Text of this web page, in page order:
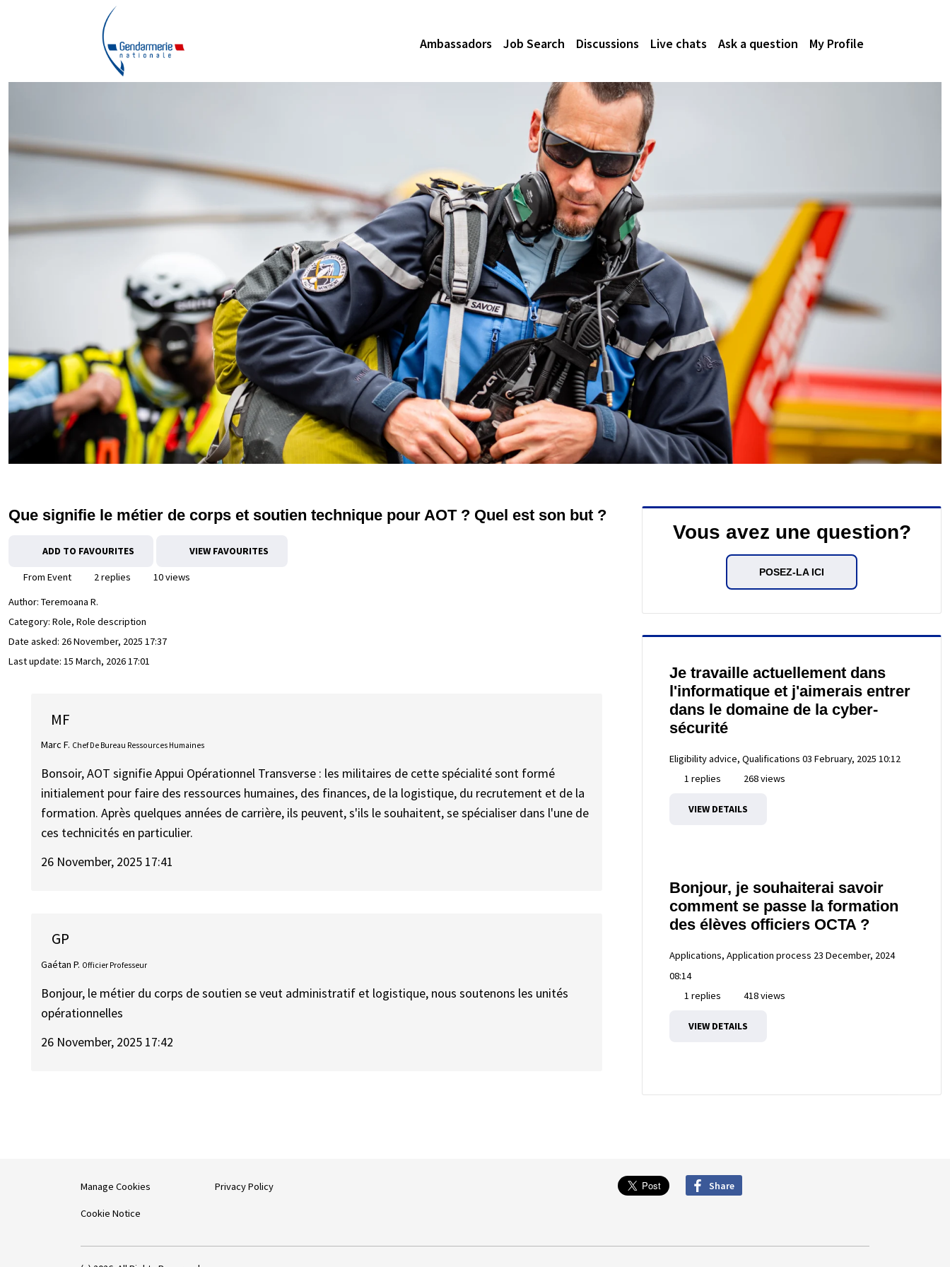
Ambassadors Job Search Discussions Live chats Ask a question My Profile
Que signifie le métier de corps et soutien technique pour AOT ? Quel est son but ?
ADD TO FAVOURITES VIEW FAVOURITES
From Event 2 replies
10 views
Author: Teremoana R.
Category: Role, Role description
Date asked: 26 November, 2025 17:37
Last update: 15 March, 2026 17:01
MF
Marc F. Chef De Bureau Ressources Humaines
Bonsoir, AOT signifie Appui Opérationnel Transverse : les militaires de cette spécialité sont formé
initialement pour faire des ressources humaines, des finances, de la logistique, du recrutement et de la
formation. Après quelques années de carrière, ils peuvent, s'ils le souhaitent, se spécialiser dans l'une de
ces technicités en particulier.
26 November, 2025 17:41
GP
Gaétan P. Officier Professeur
Bonjour, le métier du corps de soutien se veut administratif et logistique, nous soutenons les unités
opérationnelles
26 November, 2025 17:42
Vous avez une question?
POSEZ-LA ICI
Je travaille actuellement dans
l'informatique et j'aimerais entrer
dans le domaine de la cyber-
sécurité
Eligibility advice, Qualifications 03 February, 2025 10:12
1 replies
268 views
VIEW DETAILS
Bonjour, je souhaiterai savoir
comment se passe la formation
des élèves officiers OCTA ?
Applications, Application process 23 December, 2024
08:14
1 replies
418 views
VIEW DETAILS
Manage Cookies
Cookie Notice
Privacy Policy Share